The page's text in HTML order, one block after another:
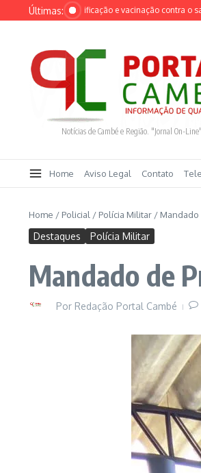
Ir para o conteúdo
Últimas:
identificação e vacinação contra o
Notícias de Cambé e Região. "Jornal On-Line"
Home Aviso Legal Contato
Home / Policial / Polícia Militar / Mandado
Destaques Polícia Militar
Mandado de
Por Redação Portal Cambé